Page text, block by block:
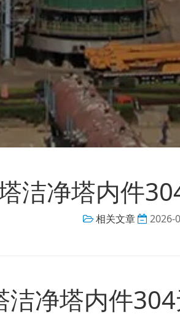
洁净塔内件
相关文章 2026-
洁净塔内件